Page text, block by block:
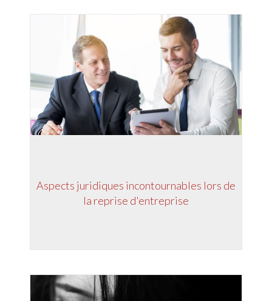
Aspects juridiques incontournables lors de
la reprise d'entreprise